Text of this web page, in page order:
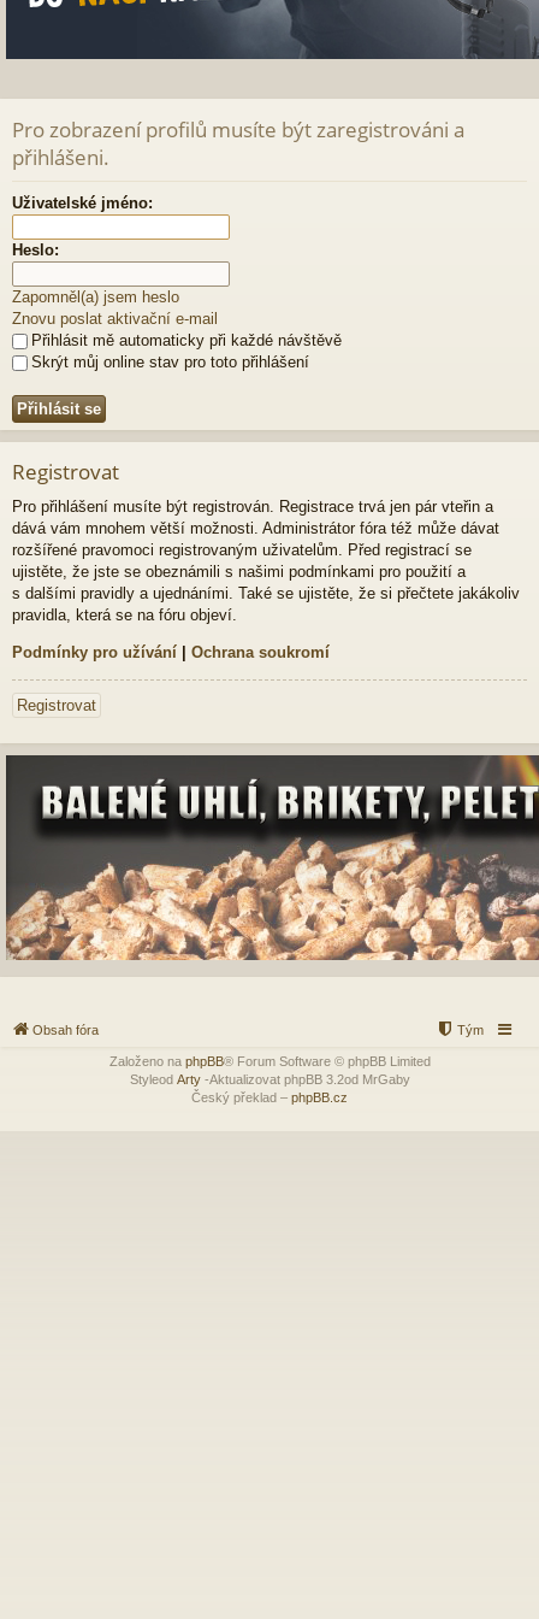
Pro zobrazení profilů musíte být zaregistrováni a
přihlášeni.
Uživatelské jméno:
Heslo:
Zapomněl(a) jsem heslo
Znovu poslat aktivační e-mail
Přihlásit mě automaticky při každé návštěvě
Skrýt můj online stav pro toto přihlášení
Registrovat
Pro přihlášení musíte být registrován. Registrace trvá jen pár vteřin a
dává vám mnohem větší možnosti. Administrátor fóra též může dávat
rozšířené pravomoci registrovaným uživatelům. Před registrací se
ujistěte, že jste se obeznámili s našimi podmínkami pro použití a
s dalšími pravidly a ujednáními. Také se ujistěte, že si přečtete jakákoliv
pravidla, která se na fóru objeví.
Podmínky pro užívání | Ochrana soukromí
Registrovat
Obsah fóra Tým
Založeno na phpBB® Forum Software © phpBB Limited
Styleod Arty-Aktualizovat phpBB 3.2od MrGaby
Český překlad – phpBB.cz